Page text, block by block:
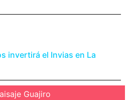
invertirá el Invias en La
Guajiro